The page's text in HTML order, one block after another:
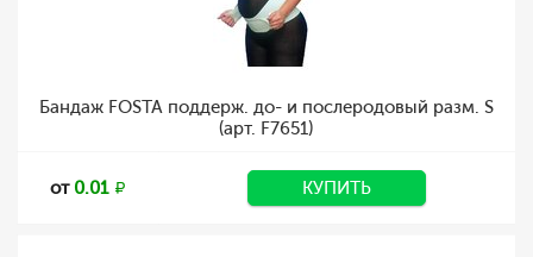
Бандаж FOSTA поддерж. до- и послеродовый разм. S
(арт. F7651)
от 0.01 КУПИТЬ